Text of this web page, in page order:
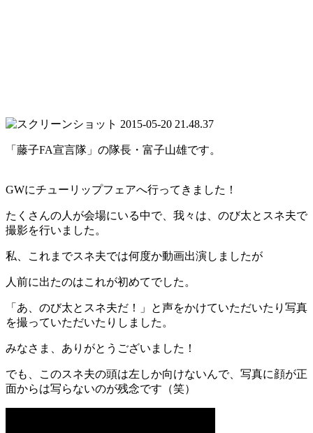
「藤子FA宣言隊」の隊長・富子山雄です。
GWにチューリップフェアへ行ってきました！
たくさんの人が会場にいる中で、我々は、のび太とスネ夫で
撮影を行いました。
私、これまでスネ夫では何度か動画出演しましたが
人前に出たのはこれが初めてでした。
「あ、のび太とスネ夫だ！」と声をかけていただいたり写真
を撮っていただいたりしました。
みなさま、ありがとうございました！
でも、このスネ夫の頭は左しか向けないんで、写真に顔が正
面からは写らないのが残念です（笑）